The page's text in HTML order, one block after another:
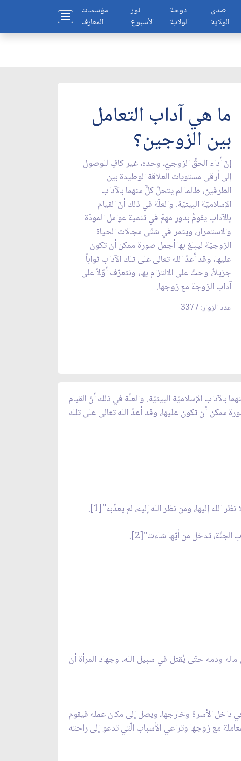
مؤسسات
المعارف
نور
الأسبوع
دوحة
الولاية
صدى
الولاية
ما هي آداب التعامل
بين الزوجين؟
إنّ أداء الحقِّ الزوجيّ، وحده، غير كافٍ للوصول
إلى أرقى مستويات العلاقة الوطيدة بين
الطرفين، طالما لم يتحلّ كلٌّ منهما بالآداب
الإسلاميّة البيتيّة. والعلّة في ذلك أنّ القيام
بالآداب يقومُ بدور مهمّ في تنمية عوامل المودّة
والاستمرار، ويثمر في شتّى مجالات الحياة
الزوجيّة ليبلغ بها أجمل صورة ممكن أن تكون
عليها، وقد أعدّ الله تعالى على تلك الآداب ثواباً
جزيلاً، وحثّ على الالتزام بها، ونتعرّف أوّلاً على
آداب الزوجة مع زوجها.
عدد الزوار: 3377
الإسلاميّة البيتيّة. والعلّة في ذلك أنّ القيام
ممكن أن تكون عليها، وقد أعدّ الله تعالى على تلك
إليها، ومن نظر الله إليه، لم يعذّبه"[1].
الجنَّة، تدخل من أيّها شاءت"[2].
ودمه حتّى يُقتل في سبيل الله، وجهاد المرأة أن
داخل الأسرة وخارجها، ويصل إلى مكان عمله فيقوم
مع زوجها وتراعي الأسباب الّتي تدعو إلى راحته